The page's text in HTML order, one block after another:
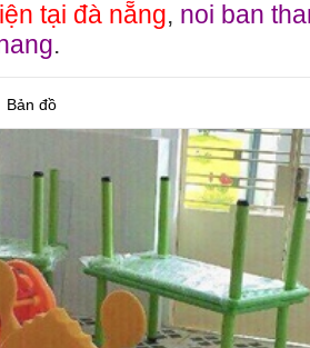
tại đà nẵng, noi ban
.
Bản đồ